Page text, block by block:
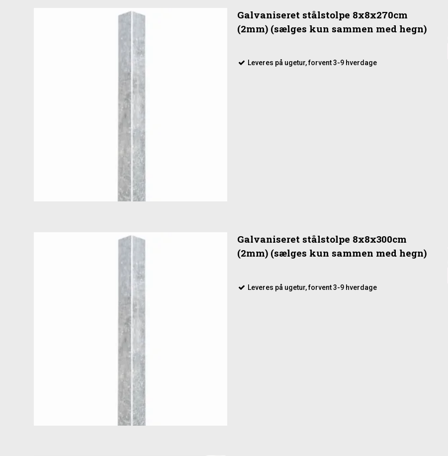
Galvaniseret stålstolpe 8x8x270cm
(2mm) (sælges kun sammen med hegn)
Leveres på ugetur, forvent 3-9 hverdage
Galvaniseret stålstolpe 8x8x300cm
(2mm) (sælges kun sammen med hegn)
Leveres på ugetur, forvent 3-9 hverdage